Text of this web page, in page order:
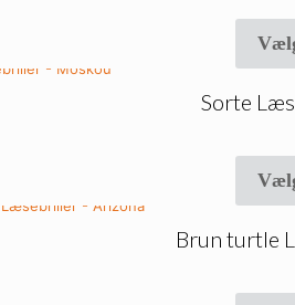
Sorte
Brun turtle